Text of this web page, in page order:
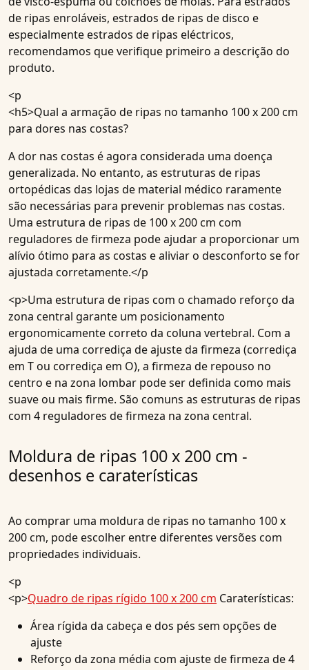
de ripas enroláveis, estrados de ripas de disco e
especialmente estrados de ripas eléctricos,
recomendamos que verifique primeiro a descrição do
produto.
<p
<h5>Qual a armação de ripas no tamanho 100 x 200 cm
para dores nas costas?
A dor nas costas é agora considerada uma doença
generalizada. No entanto, as estruturas de ripas
ortopédicas das lojas de material médico raramente
são necessárias para prevenir problemas nas costas.
Uma estrutura de ripas de 100 x 200 cm com
reguladores de firmeza pode ajudar a proporcionar um
alívio ótimo para as costas e aliviar o desconforto se for
ajustada corretamente.</p
<p>Uma estrutura de ripas com o chamado reforço da
zona central garante um posicionamento
ergonomicamente correto da coluna vertebral. Com a
ajuda de uma corrediça de ajuste da firmeza (corrediça
em T ou corrediça em O), a firmeza de repouso no
centro e na zona lombar pode ser definida como mais
suave ou mais firme. São comuns as estruturas de ripas
com 4 reguladores de firmeza na zona central.
Moldura de ripas 100 x 200 cm -
desenhos e caraterísticas
Ao comprar uma moldura de ripas no tamanho 100 x
200 cm, pode escolher entre diferentes versões com
propriedades individuais.
<p
<p>Quadro de ripas rígido 100 x 200 cm Caraterísticas:
Área rígida da cabeça e dos pés sem opções de
ajuste
Reforço da zona média com ajuste de firmeza de 4